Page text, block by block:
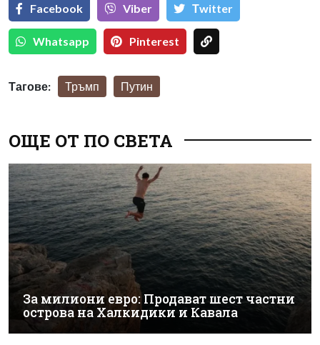
Facebook Viber Тwitter
Whatsapp Pinterest
Тагове: Тръмп Путин
ОЩЕ ОТ ПО СВЕТА
За милиони евро: Продават шест частни
острова на Халкидики и Кавала